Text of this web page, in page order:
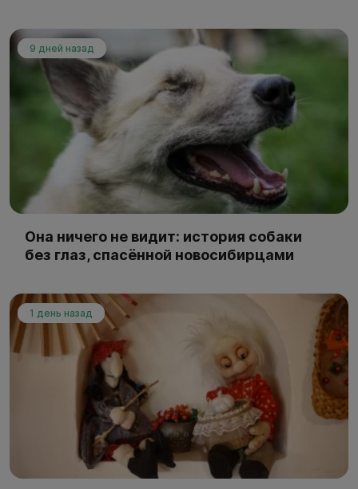
9 дней назад
Она ничего не видит: история собаки
без глаз, спасённой новосибирцами
1 день назад